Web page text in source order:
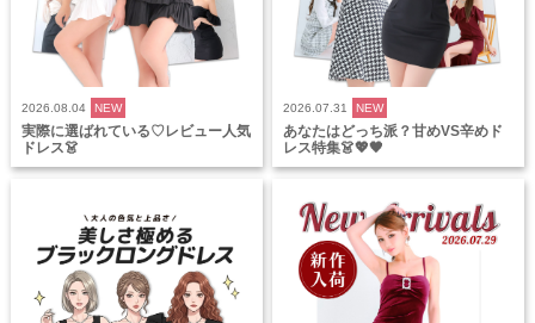
2026.08.04 NEW
実際に選ばれている♡レビュー人気
ドレス👗
2026.07.31 NEW
あなたはどっち派？甘めVS辛めド
レス特集👗💖🖤